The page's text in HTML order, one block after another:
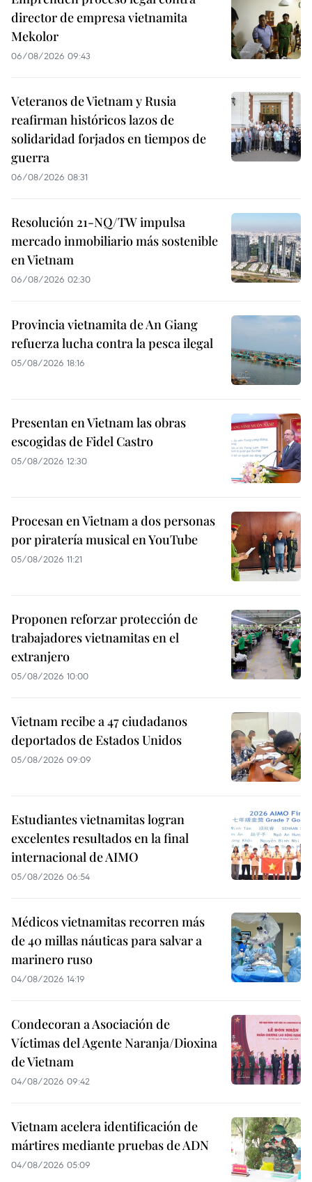
director de empresa vietnamita
Mekolor
06/08/2026 09:43
Veteranos de Vietnam y Rusia
reafirman históricos lazos de
solidaridad forjados en tiempos de
guerra
06/08/2026 08:31
Resolución 21-NQ/TW impulsa
mercado inmobiliario más sostenible
en Vietnam
06/08/2026 02:30
Provincia vietnamita de An Giang
refuerza lucha contra la pesca ilegal
05/08/2026 18:16
Presentan en Vietnam las obras
escogidas de Fidel Castro
05/08/2026 12:30
Procesan en Vietnam a dos personas
por piratería musical en YouTube
05/08/2026 11:21
Proponen reforzar protección de
trabajadores vietnamitas en el
extranjero
05/08/2026 10:00
Vietnam recibe a 47 ciudadanos
deportados de Estados Unidos
05/08/2026 09:09
Estudiantes vietnamitas logran
excelentes resultados en la final
internacional de AIMO
05/08/2026 06:54
Médicos vietnamitas recorren más
de 40 millas náuticas para salvar a
marinero ruso
04/08/2026 14:19
Condecoran a Asociación de
Víctimas del Agente Naranja/Dioxina
de Vietnam
04/08/2026 09:42
Vietnam acelera identificación de
mártires mediante pruebas de ADN
04/08/2026 05:09